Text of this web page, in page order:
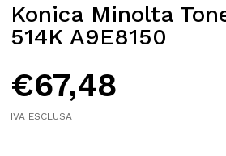
Konica Minolta
514K A9E8150
€67,48
IVA ESCLUSA